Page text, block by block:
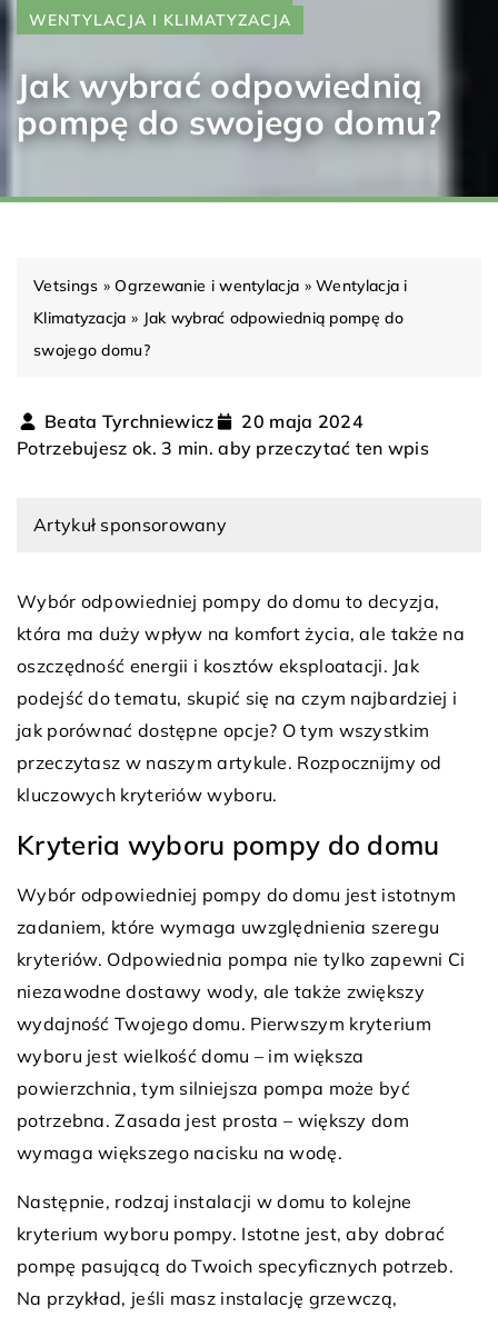
WENTYLACJA I KLIMATYZACJA
Jak wybrać odpowiednią
pompę do swojego domu?
Vetsings »Ogrzewanie i wentylacja »Wentylacja i
Klimatyzacja » Jak wybrać odpowiednią pompę do
swojego domu?
Beata Tyrchniewicz
20 maja 2024
Potrzebujesz ok. 3 min. aby przeczytać ten wpis
Artykuł sponsorowany
Wybór odpowiedniej pompy do domu to decyzja,
która ma duży wpływ na komfort życia, ale także na
oszczędność energii i kosztów eksploatacji. Jak
podejść do tematu, skupić się na czym najbardziej i
jak porównać dostępne opcje? O tym wszystkim
przeczytasz w naszym artykule. Rozpocznijmy od
kluczowych kryteriów wyboru.
Kryteria wyboru pompy do domu
Wybór odpowiedniej pompy do domu jest istotnym
zadaniem, które wymaga uwzględnienia szeregu
kryteriów. Odpowiednia pompa nie tylko zapewni Ci
niezawodne dostawy wody, ale także zwiększy
wydajność Twojego domu. Pierwszym kryterium
wyboru jest wielkość domu – im większa
powierzchnia, tym silniejsza pompa może być
potrzebna. Zasada jest prosta – większy dom
wymaga większego nacisku na wodę.
Następnie, rodzaj instalacji w domu to kolejne
kryterium wyboru pompy. Istotne jest, aby dobrać
pompę pasującą do Twoich specyficznych potrzeb.
Na przykład, jeśli masz instalację grzewczą,